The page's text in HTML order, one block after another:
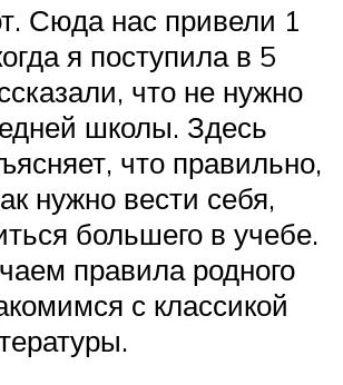
Сюда нас привели 1
я поступила в 5
что не нужно
школы. Здесь
что правильно,
нужно вести себя,
большего в учебе.
правила родного
с классикой